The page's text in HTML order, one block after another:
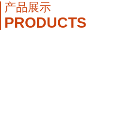
产品展示
PRODUCTS